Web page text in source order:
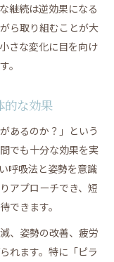
継続は逆効果になる
ら取り組むことが大
さな変化に目を向け
。
的な効果
あるのか？」という
でも十分な効果を実
呼吸法と姿勢を意識
アプローチでき、短
できます。
、姿勢の改善、疲労
れます。特に「ピラ